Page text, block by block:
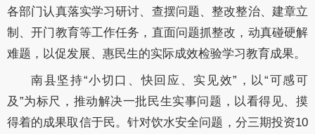
各部门认真落实学习研讨、查摆问题、整改整治、建章立
制、开门教育等工作任务，直面问题抓整改，动真碰硬解
难题，以促发展、惠民生的实际成效检验学习教育成果。
南县坚持“小切口、快回应、实见效”，以“可感可
及”为标尺，推动解决一批民生实事问题，以看得见、摸
得着的成果取信于民。针对饮水安全问题，分三期投资10